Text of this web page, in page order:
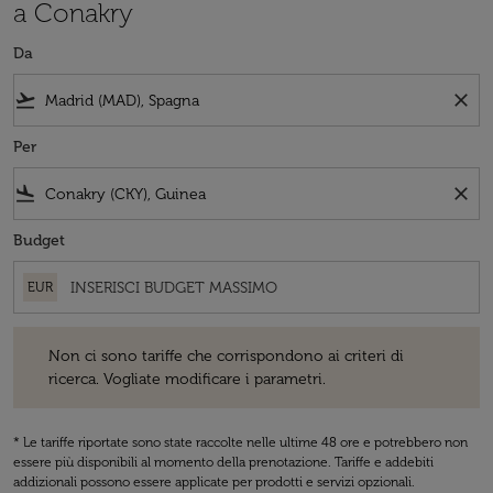
a Conakry
Da
flight_takeoff close
Per
flight_land close
Budget
EUR
Non ci sono tariffe che corrispondono ai criteri di
ricerca. Vogliate modificare i parametri.
* Le tariffe riportate sono state raccolte nelle ultime 48 ore e potrebbero non
essere più disponibili al momento della prenotazione. Tariffe e addebiti
addizionali possono essere applicate per prodotti e servizi opzionali.